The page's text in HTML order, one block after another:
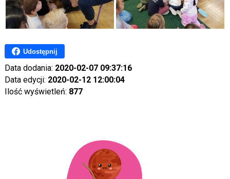
Udostępnij
Data dodania: 2020-02-07 09:37:16
Data edycji: 2020-02-12 12:00:04
Ilość wyświetleń: 877